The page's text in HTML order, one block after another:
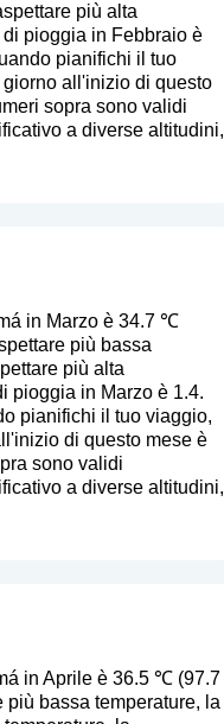
più alta
pioggia in Febbraio è
pianifichi il tuo
all'inizio di questo
sopra sono validi
a diverse altitudini,
in Marzo è 34.7 ℃
più bassa
più alta
pioggia in Marzo è 1.4.
pianifichi il tuo viaggio,
di questo mese è
sono validi
a diverse altitudini,
in Aprile è 36.5 ℃ (97.7
bassa temperature, la